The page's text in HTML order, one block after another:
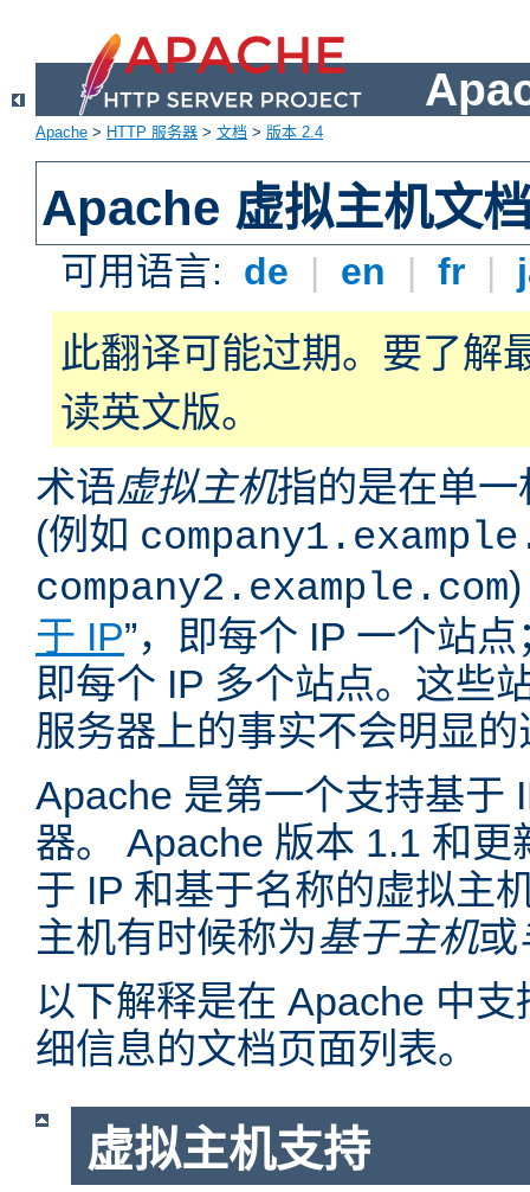
Apache > HTTP 服务器 > 文档 > 版本 2.4
Apache 虚拟主机文
可用语言: de | en | fr |
此翻译可能过期。要了解
读英文版。
术语虚拟主机指的是在单
(例如
company2.example.com)
于 IP”，即每个 IP 一个站点
即每个 IP 多个站点。这些
服务器上的事实不会明显
Apache 是第一个支持基于
器。 Apache 版本 1.1 和
于 IP 和基于名称的虚拟主
主机有时候称为基于主机或
以下解释是在 Apache 中
细信息的文档页面列表。
虚拟主机支持